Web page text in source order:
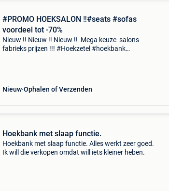
#PROMO HOEKSALON ‼️#seats #sofas
voordeel tot -70%
Nieuw !! Nieuw !! Nieuw !! Mega keuze salons
fabrieks prijzen !!! #Hoekzetel #hoekbank
Nieuw Ophalen of Verzenden
Hoekbank met slaap functie.
Hoekbank met slaap functie. Alles werkt zeer goed.
Ik will die verkopen omdat will iets kleiner heben.